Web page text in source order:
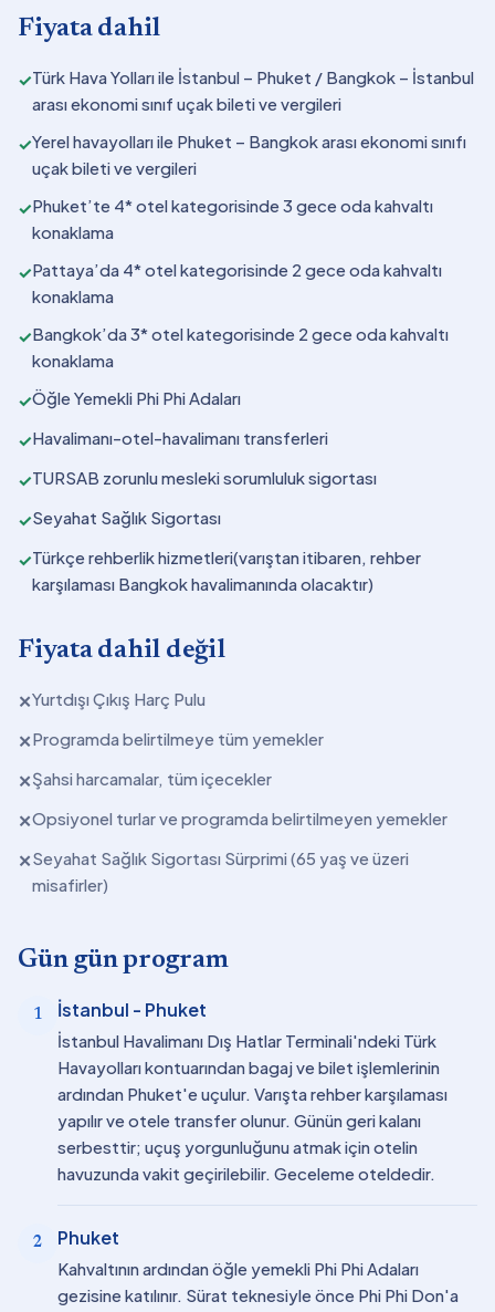
Fiyata dahil
✓Türk Hava Yolları ile İstanbul – Phuket / Bangkok – İstanbul
arası ekonomi sınıf uçak bileti ve vergileri
✓Yerel havayolları ile Phuket – Bangkok arası ekonomi sınıfı
uçak bileti ve vergileri
✓Phuket’te 4* otel kategorisinde 3 gece oda kahvaltı
konaklama
✓Pattaya’da 4* otel kategorisinde 2 gece oda kahvaltı
konaklama
✓Bangkok’da 3* otel kategorisinde 2 gece oda kahvaltı
konaklama
✓Öğle Yemekli Phi Phi Adaları
✓Havalimanı-otel-havalimanı transferleri
✓TURSAB zorunlu mesleki sorumluluk sigortası
✓Seyahat Sağlık Sigortası
✓Türkçe rehberlik hizmetleri(varıştan itibaren, rehber
karşılaması Bangkok havalimanında olacaktır)
Fiyata dahil değil
✕Yurtdışı Çıkış Harç Pulu
✕Programda belirtilmeye tüm yemekler
✕Şahsi harcamalar, tüm içecekler
✕Opsiyonel turlar ve programda belirtilmeyen yemekler
✕Seyahat Sağlık Sigortası Sürprimi (65 yaş ve üzeri
misafirler)
Gün gün program
1 İstanbul - Phuket
İstanbul Havalimanı Dış Hatlar Terminali'ndeki Türk
Havayolları kontuarından bagaj ve bilet işlemlerinin
ardından Phuket'e uçulur. Varışta rehber karşılaması
yapılır ve otele transfer olunur. Günün geri kalanı
serbesttir; uçuş yorgunluğunu atmak için otelin
havuzunda vakit geçirilebilir. Geceleme oteldedir.
2 Phuket
Kahvaltının ardından öğle yemekli Phi Phi Adaları
gezisine katılınır. Sürat teknesiyle önce Phi Phi Don'a